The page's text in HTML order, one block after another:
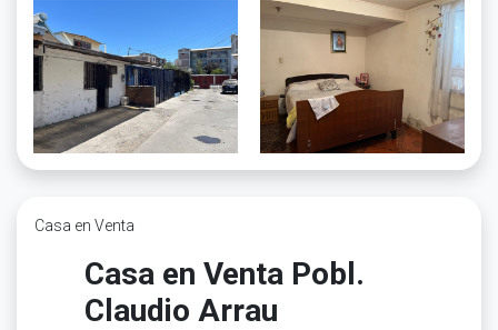
Casa en Venta
Casa en Venta Pobl.
Claudio Arrau